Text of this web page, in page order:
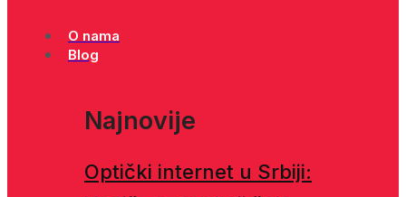
O nama
Blog
Najnovije
Optički internet u Srbiji: